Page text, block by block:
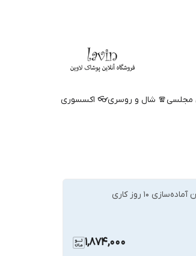
مجلسی🧣 شال و روسری👓 اکسسوری
آماده‌سازی 10 روز کاری
1,874,000